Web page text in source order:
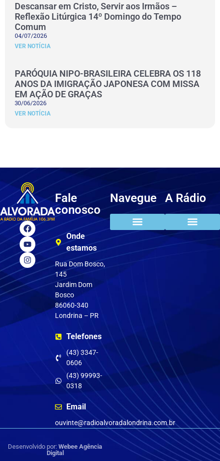
Descansar em Cristo, Servir aos Irmãos –
Reflexão Litúrgica 14º Domingo do Tempo
Comum
04/07/2026
VER NOTÍCIA
PARÓQUIA NIPO-BRASILEIRA CELEBRA OS 118
ANOS DA IMIGRAÇÃO JAPONESA COM MISSA
EM AÇÃO DE GRAÇAS
30/06/2026
VER NOTÍCIA
Fale
conosco
Onde
estamos
Rua Dom Bosco,
145
Jardim Dom
Bosco
86060-340
Londrina – PR
Telefones
(43) 3347-
0606
(43) 99993-
0318
Email
ouvinte@radioalvoradalondrina.com.br
Navegue A Rádio
Desenvolvido por: Webee Agência
Digital